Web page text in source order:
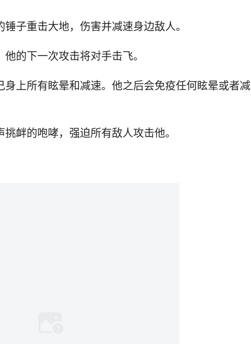
子重击大地，伤害并减速身边敌人。
的下一次攻击将对手击飞。
上所有眩晕和减速。他之后会免疫任何眩晕或者减
衅的咆哮，强迫所有敌人攻击他。